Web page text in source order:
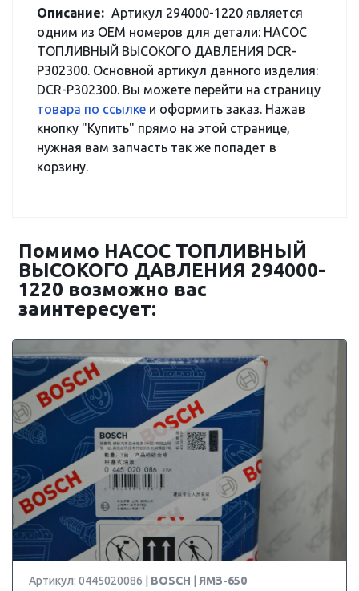
Описание: Артикул 294000-1220 является
одним из OEM номеров для детали: НАСОС
ТОПЛИВНЫЙ ВЫСОКОГО ДАВЛЕНИЯ DCR-
P302300. Основной артикул данного изделия:
DCR-P302300. Вы можете перейти на страницу
товара по ссылке и оформить заказ. Нажав
кнопку "Купить" прямо на этой странице,
нужная вам запчасть так же попадет в
корзину.
Помимо НАСОС ТОПЛИВНЫЙ
ВЫСОКОГО ДАВЛЕНИЯ 294000-
1220 возможно вас
заинтересует:
Артикул: 0445020086 | BOSCH ЯМЗ-650